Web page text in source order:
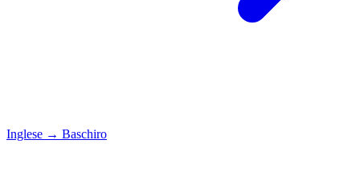
Inglese → Baschiro